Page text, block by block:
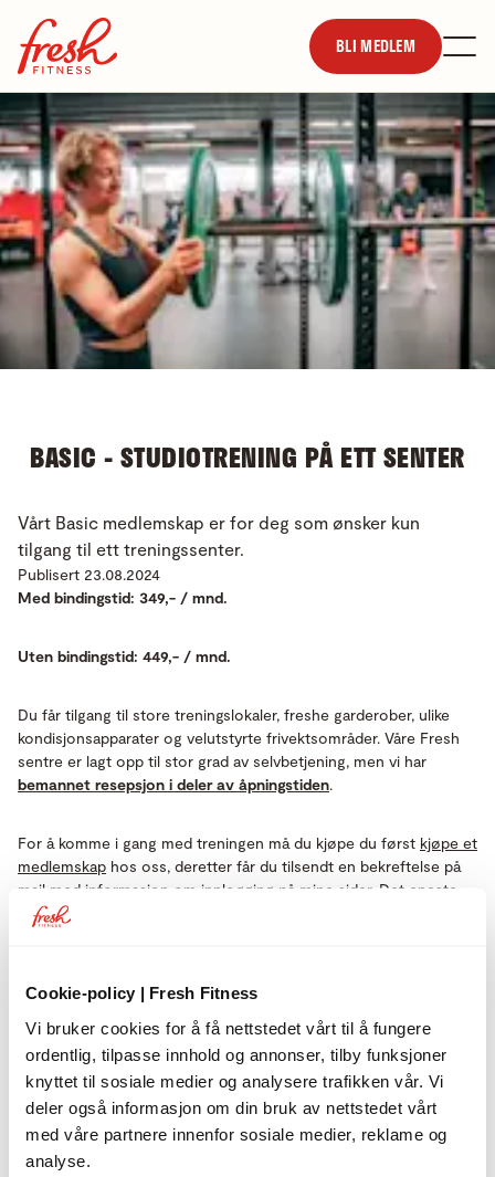
Cookie-policy | Fresh Fitness
Vi bruker cookies for å få nettstedet vårt til å fungere
ordentlig, tilpasse innhold og annonser, tilby funksjoner
knyttet til sosiale medier og analysere trafikken vår. Vi
deler også informasjon om din bruk av nettstedet vårt
med våre partnere innenfor sosiale medier, reklame og
analyse.
BLI MEDLEM
BASIC - STUDIOTRENING PÅ ETT SENTER
Vårt Basic medlemskap er for deg som ønsker kun
tilgang til ett treningssenter.
Publisert 23.08.2024
Med bindingstid: 349,- / mnd.
Uten bindingstid: 449,- / mnd.
Du får tilgang til store treningslokaler, freshe garderober, ulike
kondisjonsapparater og velutstyrte frivektsområder. Våre Fresh
sentre er lagt opp til stor grad av selvbetjening, men vi har
bemannet resepsjon i deler av åpningstiden.
For å komme i gang med treningen må du kjøpe du først kjøpe et
medlemskap hos oss, deretter får du tilsendt en bekreftelse på
mail med informasjon om innlogging på mine sider. Det eneste
du trenger for å komme deg inn på senter er din personlig QR-
Om du kjøper medlemskap med binding så binder du deg for 12
mnd. (med unntak av medlemmer under 18 år), men du sparer 100
kr i måneden. Velger du medlemskap uten bindingstid står du fritt
til å oppgradere og nedgradere medlemskapet ditt alt ettersom
hva du trenger. Medlemmer med bindingstid må ta kontakt med
kundeservice påchat eller viakontaktskjema.